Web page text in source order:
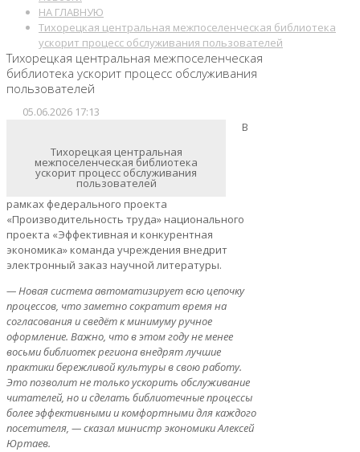
НА ГЛАВНУЮ
Тихорецкая центральная межпоселенческая библиотека
ускорит процесс обслуживания пользователей
Тихорецкая центральная межпоселенческая
библиотека ускорит процесс обслуживания
пользователей
05.06.2026 17:13
Тихорецкая центральная
межпоселенческая библиотека
ускорит процесс обслуживания
пользователей
В
рамках федерального проекта
«Производительность труда» национального
проекта «Эффективная и конкурентная
экономика» команда учреждения внедрит
электронный заказ научной литературы.
— Новая система автоматизирует всю цепочку
процессов, что заметно сократит время на
согласования и сведёт к минимуму ручное
оформление. Важно, что в этом году не менее
восьми библиотек региона внедрят лучшие
практики бережливой культуры в свою работу.
Это позволит не только ускорить обслуживание
читателей, но и сделать библиотечные процессы
более эффективными и комфортными для каждого
посетителя, — сказал министр экономики Алексей
Юртаев.